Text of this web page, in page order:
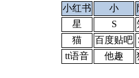
小红书 小
星
S
猫
百度贴吧
tt语音
他趣